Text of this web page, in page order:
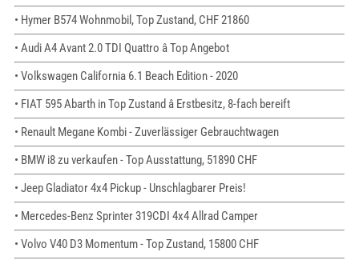
• Hymer B574 Wohnmobil, Top Zustand, CHF 21860
• Audi A4 Avant 2.0 TDI Quattro â Top Angebot
• Volkswagen California 6.1 Beach Edition - 2020
• FIAT 595 Abarth in Top Zustand â Erstbesitz, 8-fach bereift
• Renault Megane Kombi - Zuverlässiger Gebrauchtwagen
• BMW i8 zu verkaufen - Top Ausstattung, 51890 CHF
• Jeep Gladiator 4x4 Pickup - Unschlagbarer Preis!
• Mercedes-Benz Sprinter 319CDI 4x4 Allrad Camper
• Volvo V40 D3 Momentum - Top Zustand, 15800 CHF